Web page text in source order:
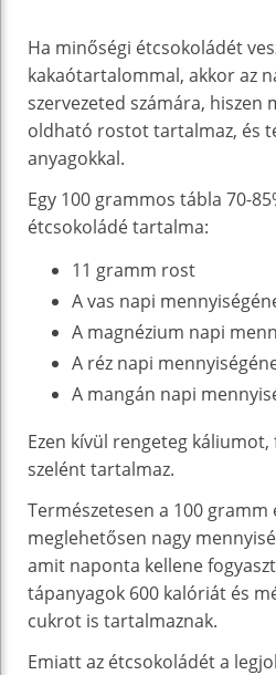
Ha minőségi étcsokoládét
kakaótartalommal, akkor az
szervezeted számára, hiszen
oldható rostot tartalmaz, és
anyagokkal.
Egy 100 grammos tábla 70-
étcsokoládé tartalma:
11 gramm rost
A vas napi
A magnézium napi
A réz napi
A mangán napi
Ezen kívül rengeteg
szelént tartalmaz.
Természetesen a 100 gramm
meglehetősen nagy
amit naponta kellene
tápanyagok 600 kalóriát és
cukrot is tartalmaznak.
Emiatt az étcsokoládét a